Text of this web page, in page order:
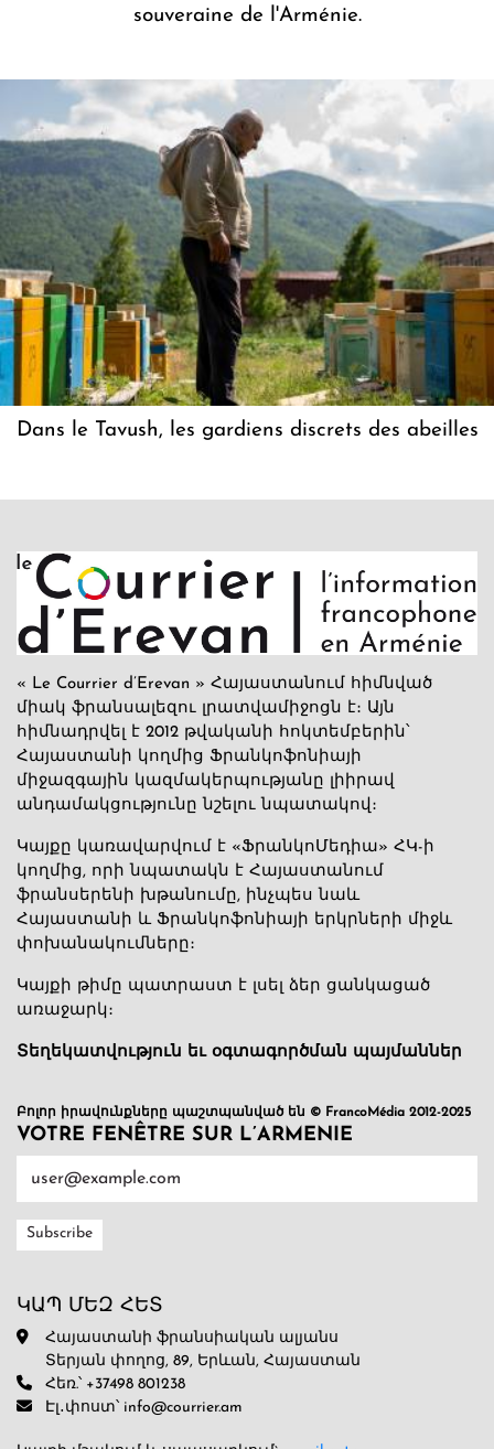
souveraine de l'Arménie.
Dans le Tavush, les gardiens discrets des abeilles
« Le Courrier d’Erevan » Հայաստանում հիմնված
միակ ֆրանսալեզու լրատվամիջոցն է։ Այն
հիմնադրվել է 2012 թվականի հոկտեմբերին՝
Հայաստանի կողմից Ֆրանկոֆոնիայի
միջազգային կազմակերպությանը լիիրավ
անդամակցությունը նշելու նպատակով։
Կայքը կառավարվում է «ՖրանկոՄեդիա» ՀԿ-ի
կողմից, որի նպատակն է Հայաստանում
ֆրանսերենի խթանումը, ինչպես նաև
Հայաստանի և Ֆրանկոֆոնիայի երկրների միջև
փոխանակումները։
Կայքի թիմը պատրաստ է լսել ձեր ցանկացած
առաջարկ։
Տեղեկատվություն եւ օգտագործման պայմաններ
Բոլոր իրավունքները պաշտպանված են © FrancoMédia 2012-2025
VOTRE FENÊTRE SUR L’ARMENIE
ԿԱՊ ՄԵԶ ՀԵՏ
Հայաստանի ֆրանսիական ալյանս
Տերյան փողոց, 89, Երևան, Հայաստան
Հեռ.՝ +37498 801238
Էլ․փոստ՝ info@courrier.am